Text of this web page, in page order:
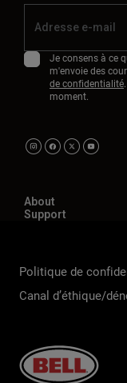
Je consens à ce
m'envoie des
de confidentialité
moment.
About
Support
Politique de
Canal d’éthique/